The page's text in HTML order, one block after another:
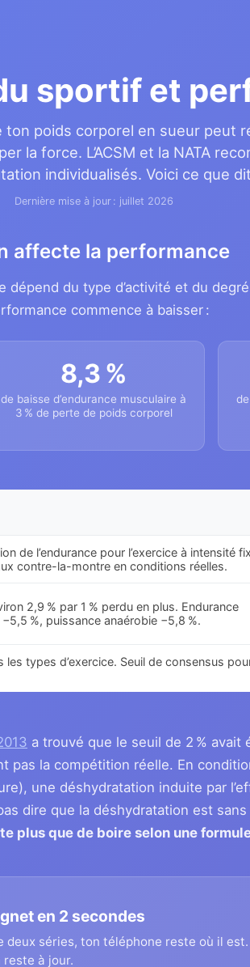
sportif et
poids corporel en sueur peut
la force. L’ACSM et la NATA
individualisés. Voici ce que
Dernière mise à jour : juillet 2026
affecte la performance
dépend du type d’activité et du
commence à baisser :
8,3 %
de baisse d’endurance musculaire à
3 % de perte de poids corporel
de l’endurance pour l’exercice à intensité
contre-la-montre en conditions réelles.
2,9 % par 1 % perdu en plus. Endurance
%, puissance anaérobie −5,8 %.
types d’exercice. Seuil de consensus
a trouvé que le seuil de 2 % avait
pas la compétition réelle. En
une déshydratation induite par
dire que la déshydratation est
plus que de boire selon une
en 2 secondes
deux séries, ton téléphone reste où il est.
reste à jour.